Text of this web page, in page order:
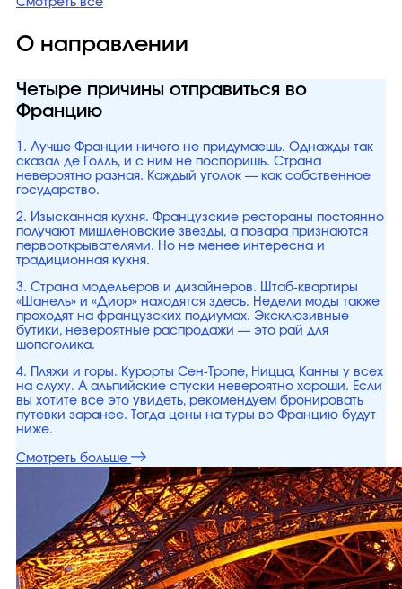
Смотреть все
О направлении
Четыре причины отправиться во
Францию
1. Лучше Франции ничего не придумаешь. Однажды так
сказал де Голль, и с ним не поспоришь. Страна
невероятно разная. Каждый уголок — как собственное
государство.
2. Изысканная кухня. Французские рестораны постоянно
получают мишленовские звезды, а повара признаются
первооткрывателями. Но не менее интересна и
традиционная кухня.
3. Страна модельеров и дизайнеров. Штаб-квартиры
«Шанель» и «Диор» находятся здесь. Недели моды также
проходят на французских подиумах. Эксклюзивные
бутики, невероятные распродажи — это рай для
шопоголика.
4. Пляжи и горы. Курорты Сен-Тропе, Ницца, Канны у всех
на слуху. А альпийские спуски невероятно хороши. Если
вы хотите все это увидеть, рекомендуем бронировать
путевки заранее. Тогда цены на туры во Францию будут
ниже.
Смотреть больше